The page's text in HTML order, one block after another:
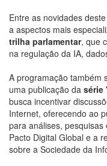
Entre as novidades
a aspectos mais
trilha parlamentar, que
na regulação da IA,
A programação também
uma publicação da série
busca incentivar
Internet, oferecendo ao
para análises,
Pacto Digital Global e a
sobre a Sociedade da